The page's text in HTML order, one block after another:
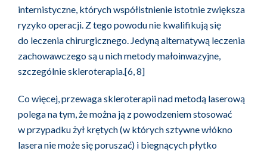
internistyczne, których współistnienie istotnie zwiększa
ryzyko operacji. Z tego powodu nie kwalifikują się
do leczenia chirurgicznego. Jedyną alternatywą leczenia
zachowawczego są u nich metody małoinwazyjne,
szczególnie skleroterapia.[6, 8]
Co więcej, przewaga skleroterapii nad metodą laserową
polega na tym, że można ją z powodzeniem stosować
w przypadku żył krętych (w których sztywne włókno
lasera nie może się poruszać) i biegnących płytko